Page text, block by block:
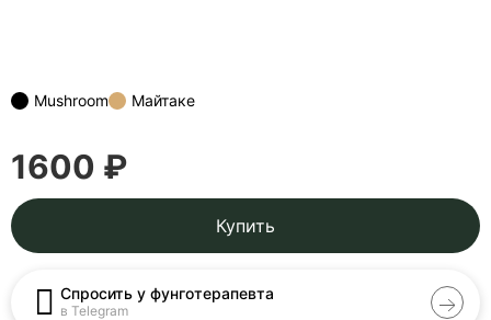
Mushroom Майтаке
1600 ₽
Купить
Спросить у фунготерапевта
в Telegram